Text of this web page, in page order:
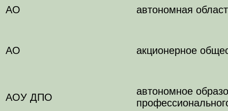
АО автономная
АО акционерное
АОУ ДПО
автономное